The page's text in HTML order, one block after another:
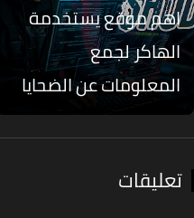
موقع يستخدمة
لجمع
عن الضحايا